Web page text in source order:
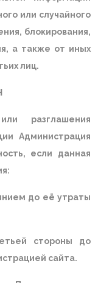
или случайного
блокирования,
а также от иных
лиц.
разглашения
Администрация
если данная
до её утраты
стороны до
сайта.